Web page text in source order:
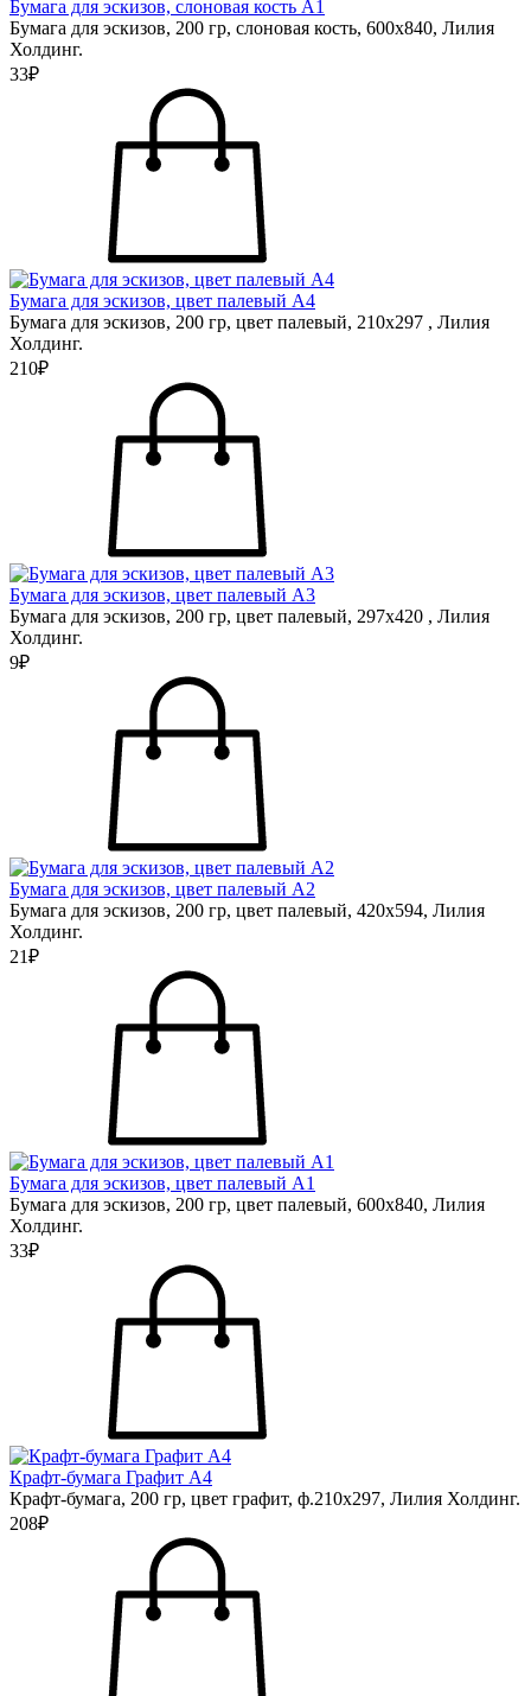
Бумага для эскизов, слоновая кость А1
Бумага для эскизов, 200 гр, слоновая кость, 600х840, Лилия
Холдинг.
33₽
Бумага для эскизов, цвет палевый А4
Бумага для эскизов, 200 гр, цвет палевый, 210х297 , Лилия
Холдинг.
210₽
Бумага для эскизов, цвет палевый А3
Бумага для эскизов, 200 гр, цвет палевый, 297х420 , Лилия
Холдинг.
9₽
Бумага для эскизов, цвет палевый А2
Бумага для эскизов, 200 гр, цвет палевый, 420х594, Лилия
Холдинг.
21₽
Бумага для эскизов, цвет палевый А1
Бумага для эскизов, 200 гр, цвет палевый, 600х840, Лилия
Холдинг.
33₽
Крафт-бумага Графит А4
Крафт-бумага, 200 гр, цвет графит, ф.210х297, Лилия Холдинг.
208₽